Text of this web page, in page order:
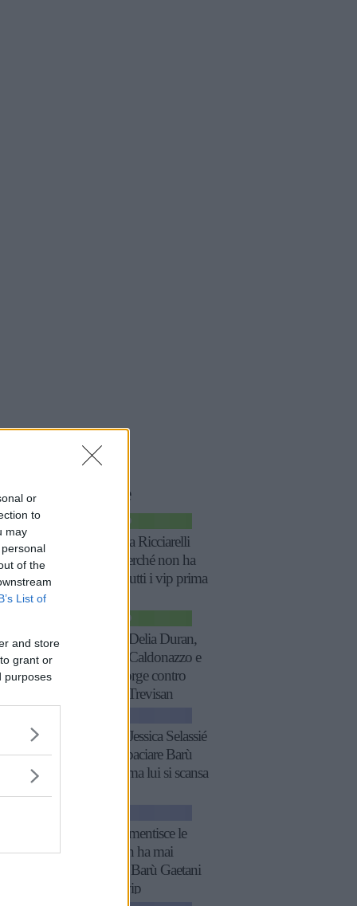
or
to
may
of the
List of
and store
grant or
purposes
storie correlate
SPETTACOLO
GF, Katia Ricciarelli
spiega perché non ha
salutato tutti i vip prima
SPETTACOLO
GF vip: Delia Duran,
Nathaly Caldonazzo e
Soleil Sorge contro
Miriana Trevisan
GF vip, Jessica Selassié
prova a baciare Barù
Gaetani ma lui si scansa
Noemi smentisce le
voci, non ha mai
diffidato Barù Gaetani
del GF vip